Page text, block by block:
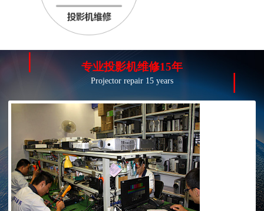
专业投影机维修15年
Projector repair 15 years